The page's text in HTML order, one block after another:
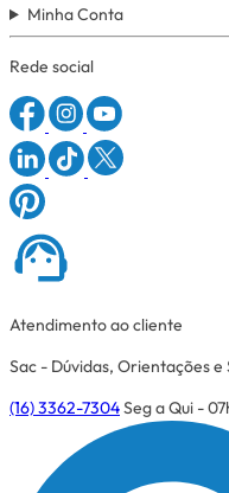
Minha Conta
Rede social
Atendimento ao cliente
Sac - Dúvidas, Orientações
(16) 3362-7304Seg a Qui -